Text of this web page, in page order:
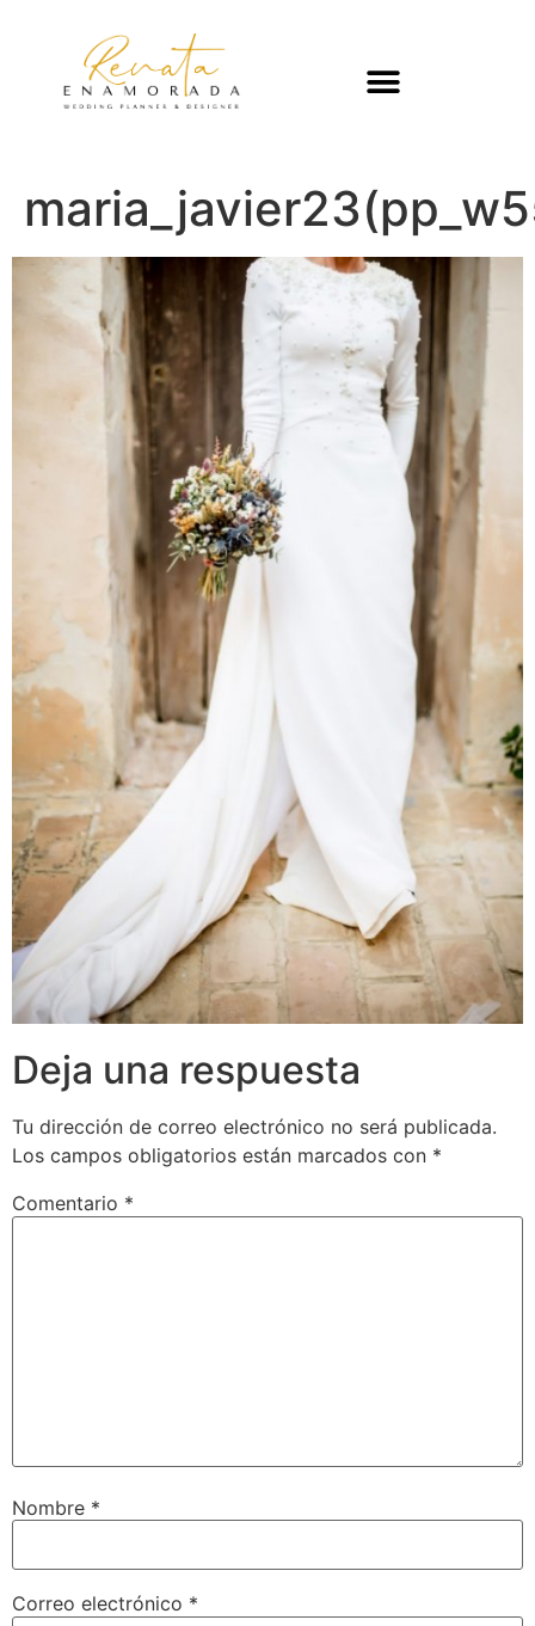
Deja una respuesta
Tu dirección de correo electrónico no será publicada.
Los campos obligatorios están marcados con *
Comentario *
Nombre *
Correo electrónico *